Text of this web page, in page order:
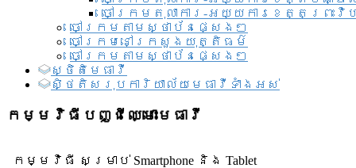
ចៅក្រមតុលាការ-អយ្យការខេត្តព្រះវិហ
ចៅក្រមតាមស្ថាប័នផ្សេងៗ
ចៅក្រមនៅក្រសួងយុត្តិធម៌
ចៅក្រមតាមស្ថាប័នផ្សេងៗ
ស្ថិតិមេធាវី
សិ្ថតិសរុបការិយាល័យមេធាវីទាំងអស់​
កម្មវិធីបញ្ជីឈ្មោះមេធាវី
កម្មវិធី សម្រាប់ Smartphone និង Tablet